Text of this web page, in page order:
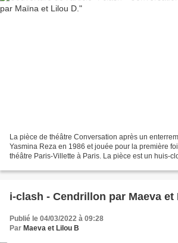
La pièce de théâtre Conversation après un
Yasmina Reza en 1986 et jouée pour la première
théâtre Paris-Villette à Paris. La pièce est un huis-
i-clash - Cendrillon par Maeva et
Publié le 04/03/2022 à 09:28
Par Maeva et Lilou B